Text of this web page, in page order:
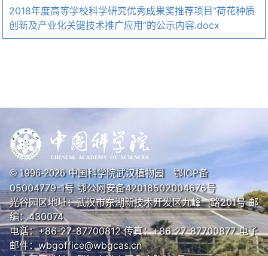
2018年度高等学校科学研究优秀成果奖推荐项目“荷花种质
创新及产业化关键技术推广应用”的公示内容.docx
© 1996-2026中国科学院武汉植物园 鄂ICP备
05004779-1号鄂公网安备42018502004676号
光谷园区地址：武汉市东湖新技术开发区九峰一路201号 邮
编：430074
电话：+86-27-87700812 传真：+86-27-87700877 电子
邮件：wbgoffice@wbgcas.cn